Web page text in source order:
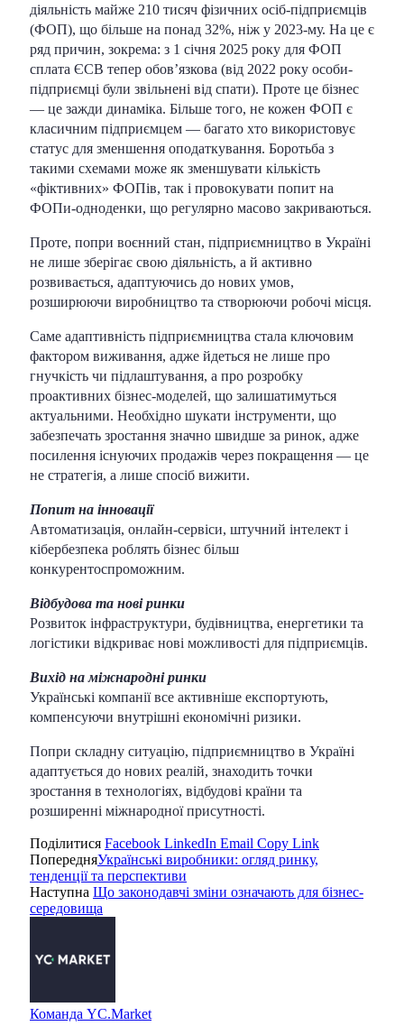
діяльність майже 210 тисяч фізичних осіб-підприємців
(ФОП), що більше на понад 32%, ніж у 2023-му. На це є
ряд причин, зокрема: з 1 січня 2025 року для ФОП
сплата ЄСВ тепер обов’язкова (від 2022 року особи-
підприємці були звільнені від спати). Проте це бізнес
— це зажди динаміка. Більше того, не кожен ФОП є
класичним підприємцем — багато хто використовує
статус для зменшення оподаткування. Боротьба з
такими схемами може як зменшувати кількість
«фіктивних» ФОПів, так і провокувати попит на
ФОПи-одноденки, що регулярно масово закриваються.
Проте, попри воєнний стан, підприємництво в Україні
не лише зберігає свою діяльність, а й активно
розвивається, адаптуючись до нових умов,
розширюючи виробництво та створюючи робочі місця.
Саме адаптивність підприємництва стала ключовим
фактором виживання, адже йдеться не лише про
гнучкість чи підлаштування, а про розробку
проактивних бізнес-моделей, що залишатимуться
актуальними. Необхідно шукати інструменти, що
забезпечать зростання значно швидше за ринок, адже
посилення існуючих продажів через покращення — це
не стратегія, а лише спосіб вижити.
Попит на інновації
Автоматизація, онлайн-сервіси, штучний інтелект і
кібербезпека роблять бізнес більш
конкурентоспроможним.
Відбудова та нові ринки
Розвиток інфраструктури, будівництва, енергетики та
логістики відкриває нові можливості для підприємців.
Вихід на міжнародні ринки
Українські компанії все активніше експортують,
компенсуючи внутрішні економічні ризики.
Попри складну ситуацію, підприємництво в Україні
адаптується до нових реалій, знаходить точки
зростання в технологіях, відбудові країни та
розширенні міжнародної присутності.
Поділитися Facebook LinkedIn Email Copy Link
ПопередняУкраїнські виробники: огляд ринку,
тенденції та перспективи
Наступна Що законодавчі зміни означають для бізнес-
середовища
Команда YC.Market